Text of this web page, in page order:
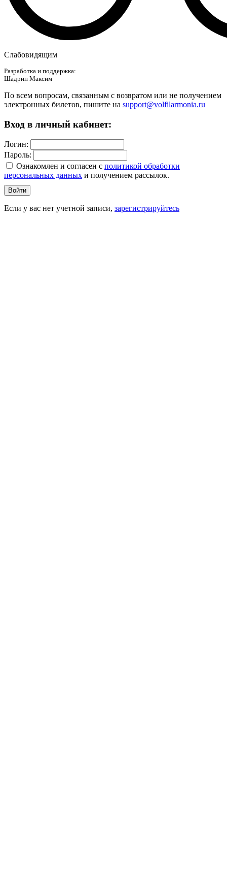
Слабовидящим
Разработка и поддержка:
Шадрин Максим
По всем вопросам, связанным с возвратом или не получением
электронных билетов, пишите на support@volfilarmonia.ru
Вход в личный кабинет:
Логин:
Пароль:
Ознакомлен и согласен c политикой обработки
персональных данных и получением рассылок.
Войти
Если у вас нет учетной записи, зарегистрируйтесь